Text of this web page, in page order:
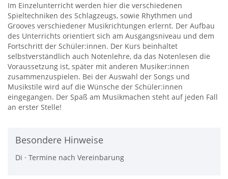
Im Einzelunterricht werden hier die verschiedenen
Spieltechniken des Schlagzeugs, sowie Rhythmen und
Grooves verschiedener Musikrichtungen erlernt. Der Aufbau
des Unterrichts orientiert sich am Ausgangsniveau und dem
Fortschritt der Schüler:innen. Der Kurs beinhaltet
selbstverständlich auch Notenlehre, da das Notenlesen die
Voraussetzung ist, später mit anderen Musiker:innen
zusammenzuspielen. Bei der Auswahl der Songs und
Musikstile wird auf die Wünsche der Schüler:innen
eingegangen. Der Spaß am Musikmachen steht auf jeden Fall
an erster Stelle!
Besondere Hinweise
Di · Termine nach Vereinbarung